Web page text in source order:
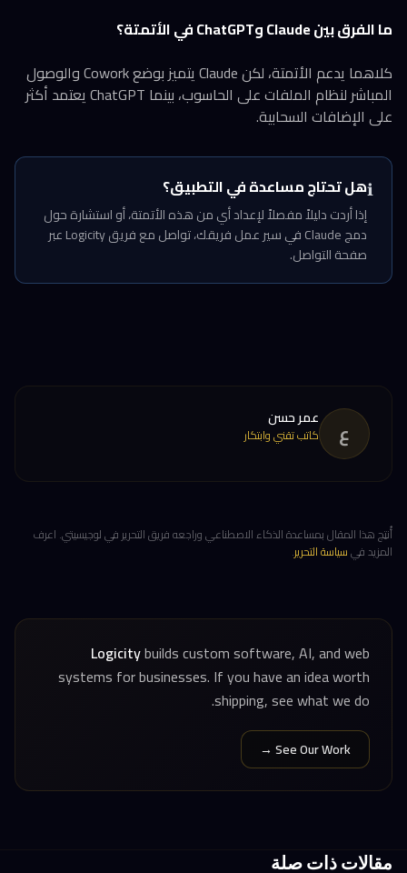
ما الفرق بين Claude وChatGPT في الأتمتة؟
كلاهما يدعم الأتمتة، لكن Claude يتميز بوضع Cowork والوصول
المباشر لنظام الملفات على الحاسوب، بينما ChatGPT يعتمد أكثر
على الإضافات السحابية.
ℹ️هل تحتاج مساعدة في التطبيق؟
إذا أردت دليلاً مفصلاً لإعداد أي من هذه الأتمتة، أو استشارة حول
دمج Claude في سير عمل فريقك، تواصل مع فريق Logicity عبر
صفحة التواصل.
ع عمر حسن
كاتب تقني وابتكار
أُنتِج هذا المقال بمساعدة الذكاء الاصطناعي وراجعه فريق التحرير في لوجيسيتي. اعرف
المزيد فيسياسة التحرير.
Logicitybuilds custom software, AI, and web
systems for businesses. If you have an idea worth
shipping, see what we do.
See Our Work →
مقالات ذات صلة